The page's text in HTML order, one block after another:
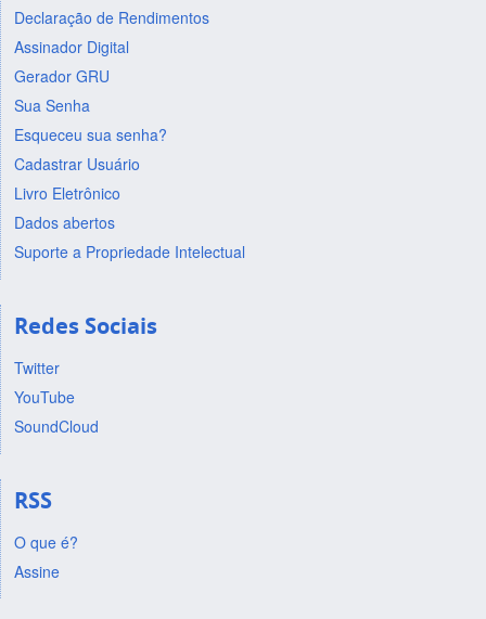
Declaração de Rendimentos
Assinador Digital
Gerador GRU
Sua Senha
Esqueceu sua senha?
Cadastrar Usuário
Livro Eletrônico
Dados abertos
Suporte a Propriedade Intelectual
Redes Sociais
Twitter
YouTube
SoundCloud
RSS
O que é?
Assine